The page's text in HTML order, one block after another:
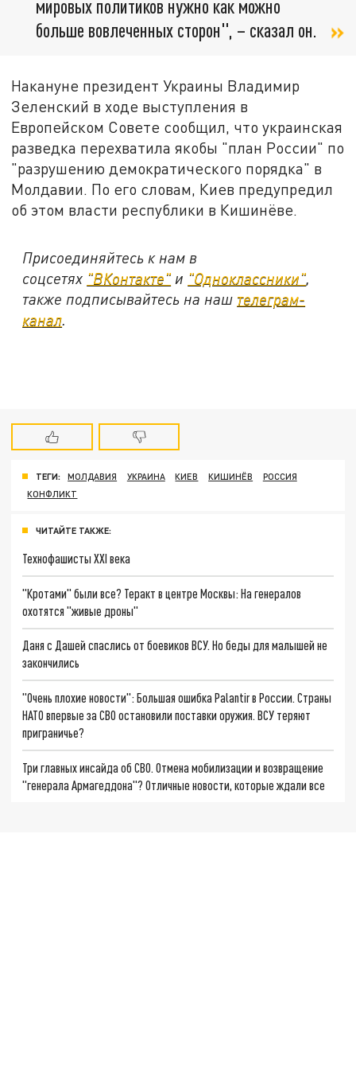
мировых политиков нужно как можно
больше вовлеченных сторон", – сказал он.
Накануне президент Украины Владимир
Зеленский в ходе выступления в
Европейском Совете сообщил, что украинская
разведка перехватила якобы "план России" по
"разрушению демократического порядка" в
Молдавии. По его словам, Киев предупредил
об этом власти республики в Кишинёве.
Присоединяйтесь к нам в
соцсетях "ВКонтакте" и "Одноклассники",
также подписывайтесь на наш телеграм-
канал.
ТЕГИ: МОЛДАВИЯ УКРАИНА КИЕВ КИШИНЁВ
РОССИЯ
КОНФЛИКТ
ЧИТАЙТЕ ТАКЖЕ:
Технофашисты XXI века
"Кротами" были все? Теракт в центре Москвы: На генералов
охотятся "живые дроны"
Даня с Дашей спаслись от боевиков ВСУ. Но беды для малышей не
закончились
"Очень плохие новости": Большая ошибка Palantir в России. Страны
НАТО впервые за СВО остановили поставки оружия. ВСУ теряют
приграничье?
Три главных инсайда об СВО. Отмена мобилизации и возвращение
"генерала Армагеддона"? Отличные новости, которые ждали все